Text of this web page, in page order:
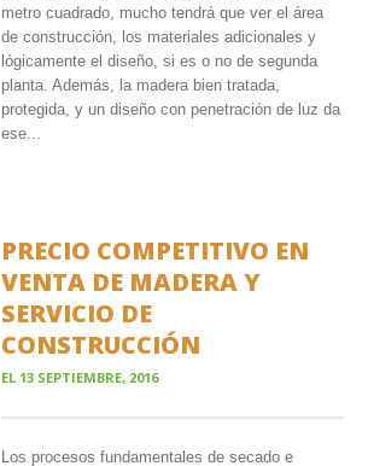
metro cuadrado, mucho tendrá que ver el área
de construcción, los materiales adicionales y
lógicamente el diseño, si es o no de segunda
planta. Además, la madera bien tratada,
protegida, y un diseño con penetración de luz da
ese...
PRECIO COMPETITIVO EN
VENTA DE MADERA Y
SERVICIO DE
CONSTRUCCIÓN
EL 13 SEPTIEMBRE, 2016
Los procesos fundamentales de secado e